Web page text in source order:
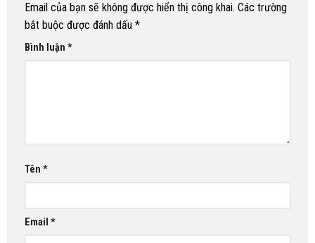
Email của bạn sẽ không được hiển thị công khai. Các trường
bắt buộc được đánh dấu *
Bình luận *
Tên *
Email *